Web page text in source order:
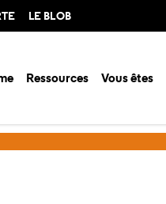
LE BLOB
Ressources Vous êtes